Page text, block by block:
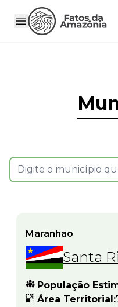
Maranhão
Santa
População
Área Territorial: